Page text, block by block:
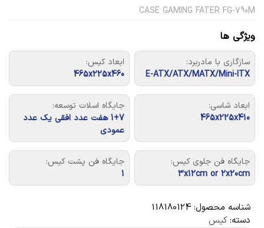
CASE GAMING FATER FG-790M
ویژگی ها
سازگاری با مادربرد:
E-ATX/ATX/MATX/Mini-ITX
ابعاد کیس:
465x225x460
ابعاد شاسی:
465x225x410
جایگاه اسلات توسعه:
1+7 هفت عدد افقی یک عدد
عمودی
جایگاه فن جلوی کیس:
3x12cm or 2x20cm
جایگاه فن پشت کیس:
1
شناسه محصول: 118180124
دسته:کیس